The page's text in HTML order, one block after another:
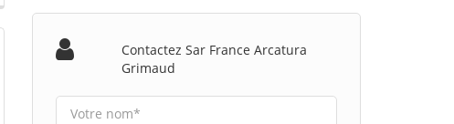
Contactez Sar France Arcatura
Grimaud